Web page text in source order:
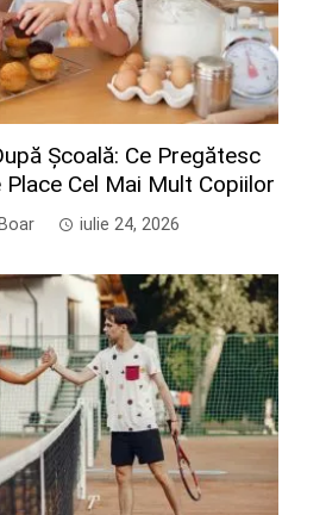
Școală: Ce Pregătesc
Place Cel Mai Mult Copiilor
iulie 24, 2026